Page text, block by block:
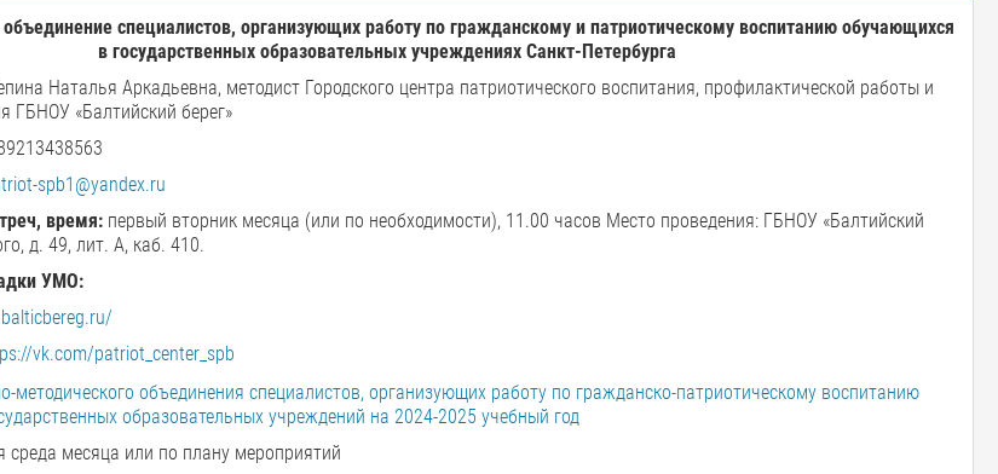
специалистов, организующих работу по гражданскому и патриотическому воспитанию обучающихся
в государственных образовательных учреждениях Санкт-Петербурга
Наталья Аркадьевна, методист Городского центра патриотического воспитания, профилактической работы и
ГБНОУ «Балтийский берег»
spb1@yandex.ru
время: первый вторник месяца (или по необходимости), 11.00 часов Место проведения: ГБНОУ «Балтийский
д. 49, лит. А, каб. 410.
УМО:
vk.com/patriot_center_spb
методического объединения специалистов, организующих работу по гражданско-патриотическому воспитанию
образовательных учреждений на 2024-2025 учебный год
среда месяца или по плану мероприятий